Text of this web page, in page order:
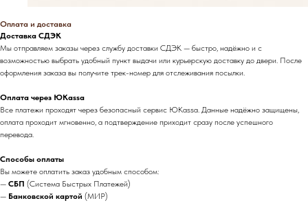
Оплата и доставка
Доставка СДЭК
Мы отправляем заказы через службу доставки СДЭК — быстро, надёжно и с
возможностью выбрать удобный пункт выдачи или курьерскую доставку до двери. После
оформления заказа вы получите трек-номер для отслеживания посылки.
Оплата через ЮKassa
Все платежи проходят через безопасный сервис ЮKassa. Данные надёжно защищены,
оплата проходит мгновенно, а подтверждение приходит сразу после успешного
перевода.
Способы оплаты
Вы можете оплатить заказ удобным способом:
— СБП (Система Быстрых Платежей)
— Банковской картой (МИР)